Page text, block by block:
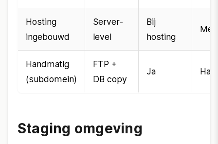
Hosting
ingebouwd
Server-
level
Bij
hosting
Handmatig
(subdomein)
FTP +
DB copy
Ja
Staging omgeving